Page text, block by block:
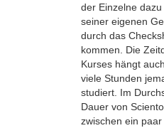
der Einzelne
seiner eigenen
durch das
kommen. Die
Kurses hängt
viele Stunden
studiert. Im
Dauer von
zwischen ein